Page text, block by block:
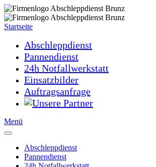
Startseite
Abschleppdienst
Pannendienst
24h Notfallwerkstatt
Einsatzbilder
Auftragsanfrage
Menü
Abschleppdienst
Pannendienst